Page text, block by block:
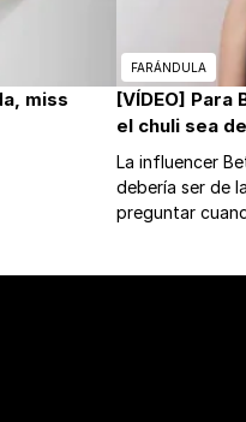
miss
FARÁNDULA
[VÍDEO]
el chuli sea
La influencer
debería ser de
preguntar